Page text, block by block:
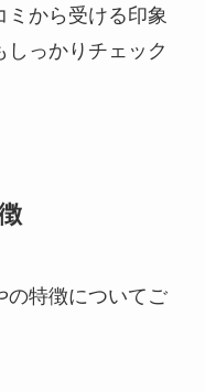
ミから受ける印象
っかりチェック
の特徴についてご